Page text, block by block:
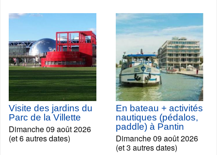
Visite des jardins du
Parc de la Villette
Dimanche 09 août 2026
(et 6 autres dates)
En bateau + activités
nautiques (pédalos,
paddle) à Pantin
Dimanche 09 août 2026
(et 3 autres dates)